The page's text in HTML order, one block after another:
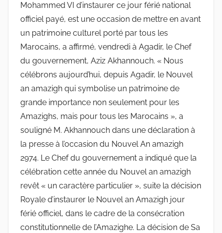
Mohammed VI d’instaurer ce jour férié national
officiel payé, est une occasion de mettre en avant
un patrimoine culturel porté par tous les
Marocains, a affirmé, vendredi à Agadir, le Chef
du gouvernement, Aziz Akhannouch. « Nous
célébrons aujourd’hui, depuis Agadir, le Nouvel
an amazigh qui symbolise un patrimoine de
grande importance non seulement pour les
Amazighs, mais pour tous les Marocains », a
souligné M. Akhannouch dans une déclaration à
la presse à l’occasion du Nouvel An amazigh
2974. Le Chef du gouvernement a indiqué que la
célébration cette année du Nouvel an amazigh
revêt « un caractère particulier », suite la décision
Royale d’instaurer le Nouvel an Amazigh jour
férié officiel, dans le cadre de la consécration
constitutionnelle de l’Amazighe. La décision de Sa